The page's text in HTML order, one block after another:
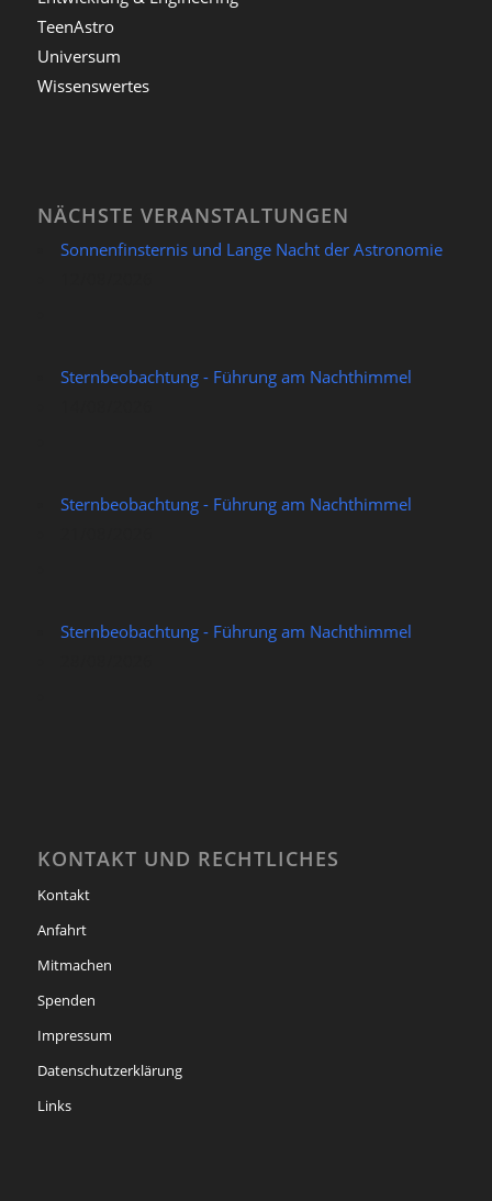
TeenAstro
Universum
Wissenswertes
NÄCHSTE VERANSTALTUNGEN
Sonnenfinsternis und Lange Nacht der Astronomie
Sternbeobachtung - Führung am Nachthimmel
Sternbeobachtung - Führung am Nachthimmel
Sternbeobachtung - Führung am Nachthimmel
KONTAKT UND RECHTLICHES
Kontakt
Anfahrt
Mitmachen
Spenden
Impressum
Datenschutzerklärung
Links